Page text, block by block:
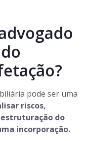
pode ser uma
riscos,
do
incorporação.